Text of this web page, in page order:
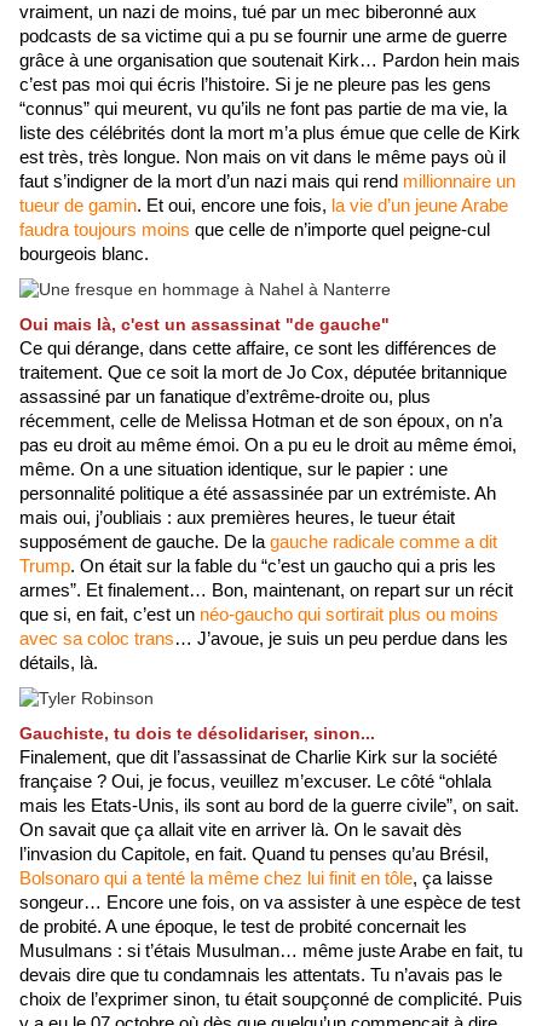
vraiment, un nazi de moins, tué par un mec biberonné aux
podcasts de sa victime qui a pu se fournir une arme de guerre
grâce à une organisation que soutenait Kirk… Pardon hein mais
c’est pas moi qui écris l’histoire. Si je ne pleure pas les gens
“connus” qui meurent, vu qu’ils ne font pas partie de ma vie, la
liste des célébrités dont la mort m’a plus émue que celle de Kirk
est très, très longue. Non mais on vit dans le même pays où il
faut s’indigner de la mort d’un nazi mais qui rend millionnaire un
tueur de gamin. Et oui, encore une fois, la vie d’un jeune Arabe
faudra toujours moins que celle de n’importe quel peigne-cul
bourgeois blanc.
Oui mais là, c'est un assassinat "de gauche"
Ce qui dérange, dans cette affaire, ce sont les différences de
traitement. Que ce soit la mort de Jo Cox, députée britannique
assassiné par un fanatique d’extrême-droite ou, plus
récemment, celle de Melissa Hotman et de son époux, on n’a
pas eu droit au même émoi. On a pu eu le droit au même émoi,
même. On a une situation identique, sur le papier : une
personnalité politique a été assassinée par un extrémiste. Ah
mais oui, j’oubliais : aux premières heures, le tueur était
supposément de gauche. De la gauche radicale comme a dit
Trump. On était sur la fable du “c’est un gaucho qui a pris les
armes”. Et finalement… Bon, maintenant, on repart sur un récit
que si, en fait, c’est un néo-gaucho qui sortirait plus ou moins
avec sa coloc trans… J’avoue, je suis un peu perdue dans les
détails, là.
Gauchiste, tu dois te désolidariser, sinon...
Finalement, que dit l’assassinat de Charlie Kirk sur la société
française ? Oui, je focus, veuillez m’excuser. Le côté “ohlala
mais les Etats-Unis, ils sont au bord de la guerre civile”, on sait.
On savait que ça allait vite en arriver là. On le savait dès
Bolsonaro qui a tenté la même chez lui finit en tôle, ça laisse
songeur… Encore une fois, on va assister à une espèce de test
de probité. A une époque, le test de probité concernait les
Musulmans : si t’étais Musulman… même juste Arabe en fait, tu
devais dire que tu condamnais les attentats. Tu n’avais pas le
choix de l’exprimer sinon, tu était soupçonné de complicité. Puis